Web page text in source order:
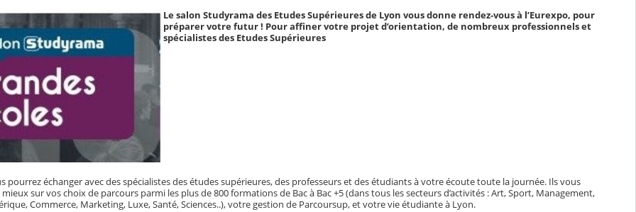
Le salon Studyrama des Etudes Supérieures de Lyon vous donne rendez-vous à l’Eurexpo, pour
préparer votre futur ! Pour affiner votre projet d’orientation, de nombreux professionnels et
spécialistes des Etudes Supérieures
pourrez échanger avec des spécialistes des études supérieures, des professeurs et des étudiants à votre écoute toute la journée. Ils vous
sur vos choix de parcours parmi les plus de 800 formations de Bac à Bac +5 (dans tous les secteurs d’activités : Art, Sport, Management,
Commerce, Marketing, Luxe, Santé, Sciences..), votre gestion de Parcoursup, et votre vie étudiante à Lyon.